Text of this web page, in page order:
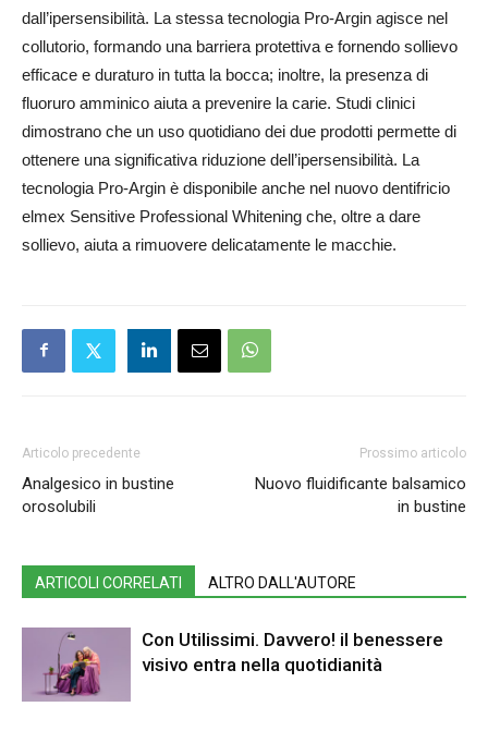
dall’ipersensibilità. La stessa tecnologia Pro-Argin agisce nel
collutorio, formando una barriera protettiva e fornendo sollievo
efficace e duraturo in tutta la bocca; inoltre, la presenza di
fluoruro amminico aiuta a prevenire la carie. Studi clinici
dimostrano che un uso quotidiano dei due prodotti permette di
ottenere una significativa riduzione dell’ipersensibilità. La
tecnologia Pro-Argin è disponibile anche nel nuovo dentifricio
elmex Sensitive Professional Whitening che, oltre a dare
sollievo, aiuta a rimuovere delicatamente le macchie.
Articolo precedente
Analgesico in bustine
orosolubili
Prossimo articolo
Nuovo fluidificante balsamico
in bustine
ARTICOLI CORRELATI ALTRO DALL'AUTORE
Con Utilissimi. Davvero! il benessere
visivo entra nella quotidianità